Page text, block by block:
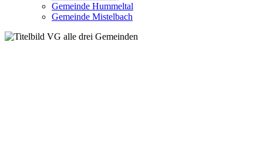
Gemeinde Hummeltal
Gemeinde Mistelbach